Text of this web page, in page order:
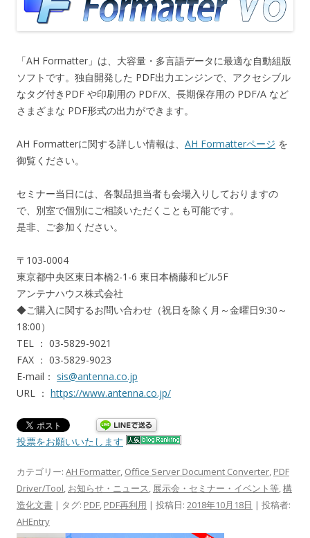
「AH Formatter」は、大容量・多言語データに最適な自動組版
ソフトです。独自開発した PDF出力エンジンで、アクセシブル
なタグ付きPDF や印刷用の PDF/X、長期保存用の PDF/A など
さまざまな PDF形式の出力ができます。
AH Formatterに関する詳しい情報は、 AH Formatterページ を
御覧ください。
セミナー当日には、各製品担当者も会場入りしておりますの
で、別室で個別にご相談いただくことも可能です。
是非、ご参加ください。
〒103-0004
東京都中央区東日本橋2-1-6 東日本橋藤和ビル5F
アンテナハウス株式会社
◆ご購入に関するお問い合わせ（祝日を除く月～金曜日9:30～
18:00）
TEL ： 03-5829-9021
FAX ： 03-5829-9023
E-mail： sis@antenna.co.jp
URL ： https://www.antenna.co.jp/
投票をお願いいたします
カテゴリー: AH Formatter, Office Server Document Converter, PDF
Driver/Tool, お知らせ・ニュース, 展示会・セミナー・イベント等,構
造化文書 | タグ: PDF, PDF再利用 | 投稿日: 2018年10月18日 | 投稿者:
AHEntry